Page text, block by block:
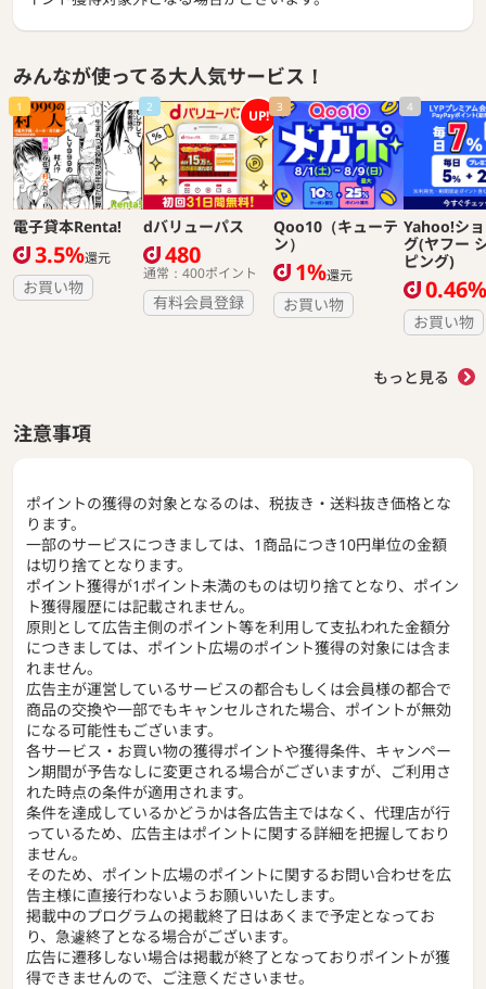
みんなが使ってる大人気サービス！
1
電子貸本Renta!
3.5%還元
お買い物
2 UP!
dバリューパス
480
通常：400ポイント
有料会員登録
3
Qoo10（キューテ
ン）
1%還元
お買い物
4
Yahoo!シ
グ(ヤフー
ピング)
0.46%
お買い物
もっと見る
注意事項
ポイントの獲得の対象となるのは、税抜き・送料抜き価格とな
ります。
一部のサービスにつきましては、1商品につき10円単位の金額
は切り捨てとなります。
ポイント獲得が1ポイント未満のものは切り捨てとなり、ポイン
ト獲得履歴には記載されません。
原則として広告主側のポイント等を利用して支払われた金額分
につきましては、ポイント広場のポイント獲得の対象には含ま
れません。
広告主が運営しているサービスの都合もしくは会員様の都合で
商品の交換や一部でもキャンセルされた場合、ポイントが無効
になる可能性もございます。
各サービス・お買い物の獲得ポイントや獲得条件、キャンペー
ン期間が予告なしに変更される場合がございますが、ご利用さ
れた時点の条件が適用されます。
条件を達成しているかどうかは各広告主ではなく、代理店が行
っているため、広告主はポイントに関する詳細を把握しており
ません。
そのため、ポイント広場のポイントに関するお問い合わせを広
告主様に直接行わないようお願いいたします。
掲載中のプログラムの掲載終了日はあくまで予定となってお
り、急遽終了となる場合がございます。
広告に遷移しない場合は掲載が終了となっておりポイントが獲
得できませんので、ご注意くださいませ。